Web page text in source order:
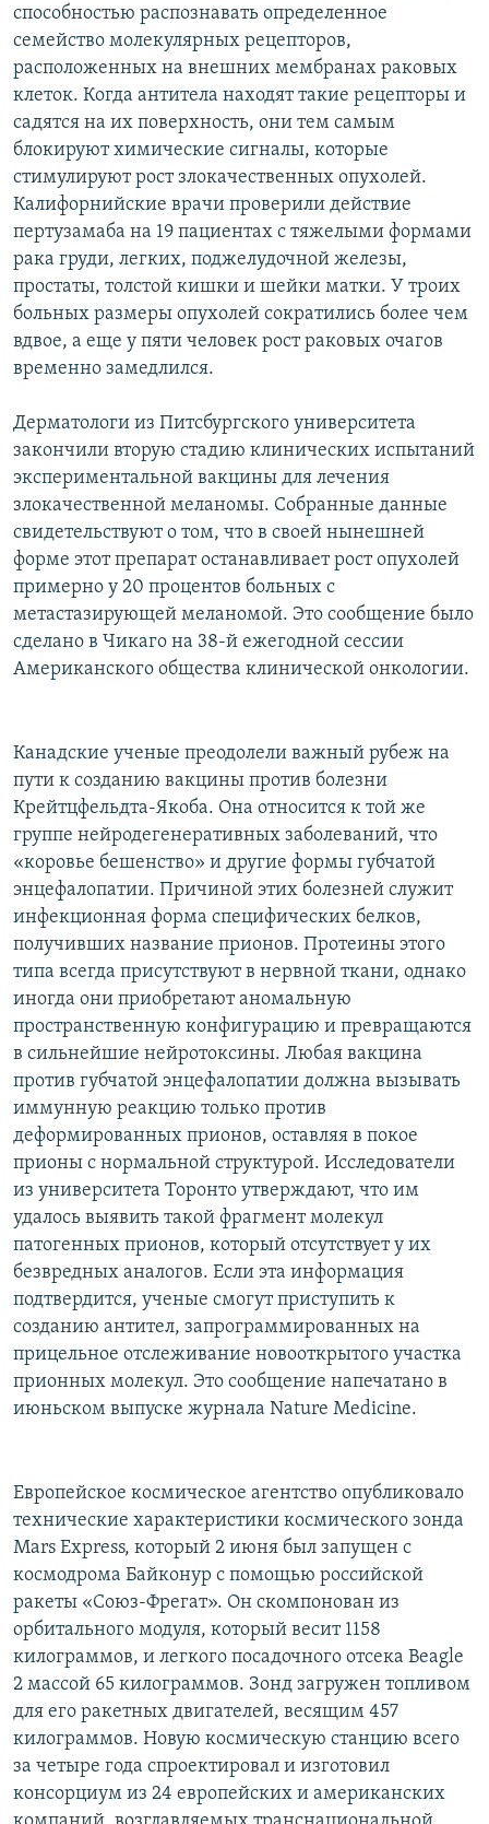
способностью распознавать определенное
семейство молекулярных рецепторов,
расположенных на внешних мембранах раковых
клеток. Когда антитела находят такие рецепторы и
садятся на их поверхность, они тем самым
блокируют химические сигналы, которые
стимулируют рост злокачественных опухолей.
Калифорнийские врачи проверили действие
пертузамаба на 19 пациентах с тяжелыми формами
рака груди, легких, поджелудочной железы,
простаты, толстой кишки и шейки матки. У троих
больных размеры опухолей сократились более чем
вдвое, а еще у пяти человек рост раковых очагов
временно замедлился.
Дерматологи из Питсбургского университета
закончили вторую стадию клинических испытаний
экспериментальной вакцины для лечения
злокачественной меланомы. Собранные данные
свидетельствуют о том, что в своей нынешней
форме этот препарат останавливает рост опухолей
примерно у 20 процентов больных с
метастазирующей меланомой. Это сообщение было
сделано в Чикаго на 38-й ежегодной сессии
Американского общества клинической онкологии.
Канадские ученые преодолели важный рубеж на
пути к созданию вакцины против болезни
Крейтцфельдта-Якоба. Она относится к той же
группе нейродегенеративных заболеваний, что
«коровье бешенство» и другие формы губчатой
энцефалопатии. Причиной этих болезней служит
инфекционная форма специфических белков,
получивших название прионов. Протеины этого
типа всегда присутствуют в нервной ткани, однако
иногда они приобретают аномальную
пространственную конфигурацию и превращаются
в сильнейшие нейротоксины. Любая вакцина
против губчатой энцефалопатии должна вызывать
иммунную реакцию только против
деформированных прионов, оставляя в покое
прионы с нормальной структурой. Исследователи
из университета Торонто утверждают, что им
удалось выявить такой фрагмент молекул
патогенных прионов, который отсутствует у их
безвредных аналогов. Если эта информация
подтвердится, ученые смогут приступить к
созданию антител, запрограммированных на
прицельное отслеживание новооткрытого участка
прионных молекул. Это сообщение напечатано в
июньском выпуске журнала Nature Medicine.
Европейское космическое агентство опубликовало
технические характеристики космического зонда
Mars Express, который 2 июня был запущен с
космодрома Байконур с помощью российской
ракеты «Союз-Фрегат». Он скомпонован из
орбитального модуля, который весит 1158
килограммов, и легкого посадочного отсека Beagle
2 массой 65 килограммов. Зонд загружен топливом
для его ракетных двигателей, весящим 457
килограммов. Новую космическую станцию всего
за четыре года спроектировал и изготовил
консорциум из 24 европейских и американских